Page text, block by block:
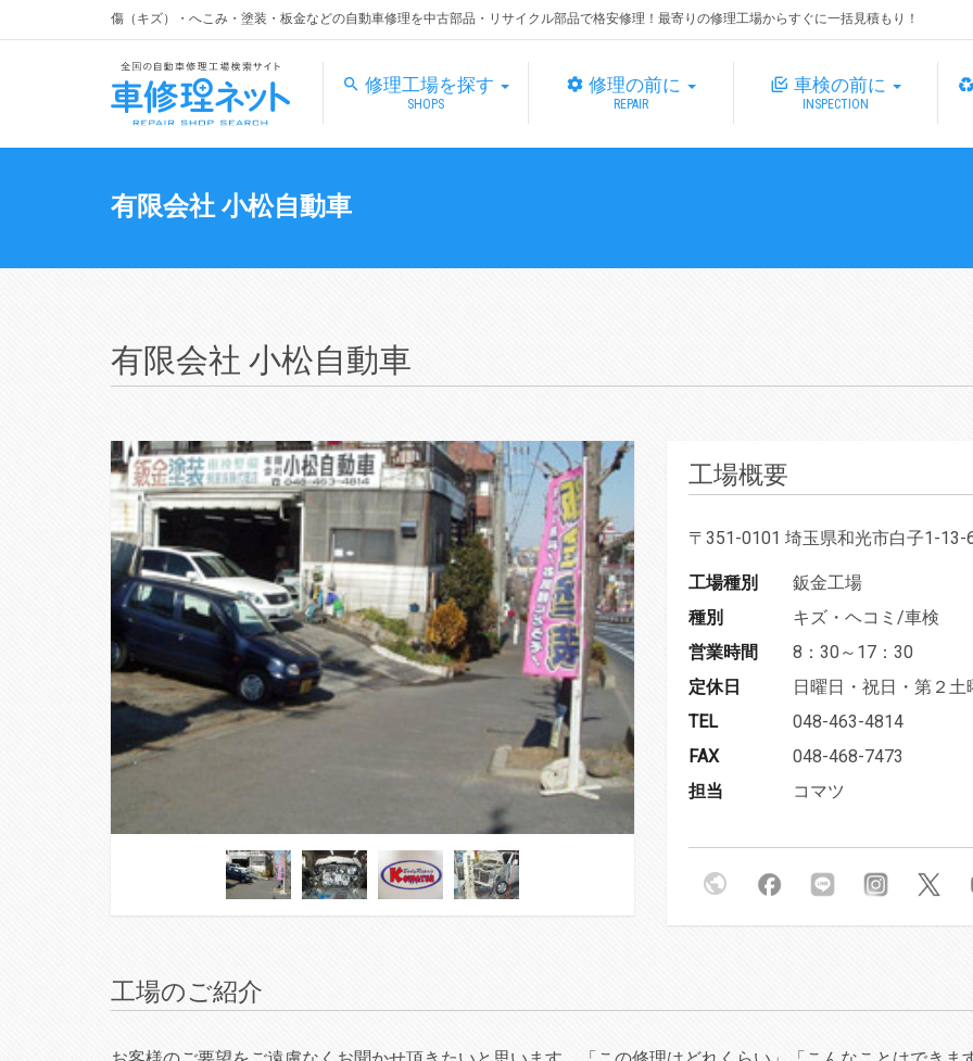
傷（キズ）・へこみ・塗装・板金などの自動車修理を中古部品・リサイクル部品で格安修理！最寄りの修理工場からすぐに一括見積もり！
修理工場を探す
SHOPS
修理の前に
REPAIR
車検の前に
INSPECTION
有限会社 小松自動車
有限会社 小松自動車
工場概要
〒351-0101 埼玉県和光市白子1-13-
工場種別
鈑金工場
種別
キズ・ヘコミ/車検
営業時間
8：30～17：30
定休日
日曜日・祝日・第２土
TEL
048-463-4814
FAX
048-468-7473
担当
コマツ
工場のご紹介